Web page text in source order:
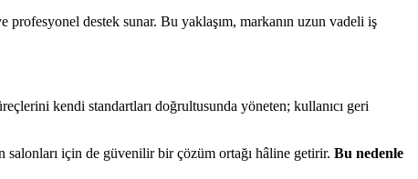
destek sunar. Bu yaklaşım, markanın uzun vadeli iş
kendi standartları doğrultusunda yöneten; kullanıcı geri
salonları için de güvenilir bir çözüm ortağı hâline getirir. Bu nedenle